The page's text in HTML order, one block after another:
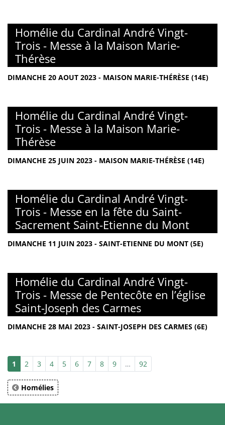
Homélie du Cardinal André Vingt-
Trois - Messe à la Maison Marie-
Thérèse
DIMANCHE 20 AOUT 2023 - MAISON MARIE-THÉRÈSE (14E)
Homélie du Cardinal André Vingt-
Trois - Messe à la Maison Marie-
Thérèse
DIMANCHE 25 JUIN 2023 - MAISON MARIE-THÉRÈSE (14E)
Homélie du Cardinal André Vingt-
Trois - Messe en la fête du Saint-
Sacrement Saint-Etienne du Mont
DIMANCHE 11 JUIN 2023 - SAINT-ETIENNE DU MONT (5E)
Homélie du Cardinal André Vingt-
Trois - Messe de Pentecôte en l’église
Saint-Joseph des Carmes
DIMANCHE 28 MAI 2023 - SAINT-JOSEPH DES CARMES (6E)
1 2 3 4 5 6 7 8 9 … 92
Homélies